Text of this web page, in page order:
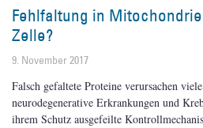
Fehlfaltung in
Zelle?
9. November 2017
Falsch gefaltete Proteine verursachen
neurodegenerative Erkrankungen und
ihrem Schutz ausgefeilte